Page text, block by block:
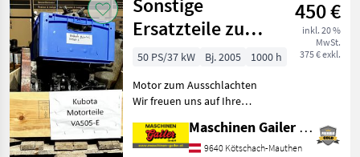
Ersatzteile
/ Rotax
Sonstige
Ersatzteile zu
Kubota V1505-E
Diesel Motor
450 €
inkl. 20 %
MwSt.
375 € exkl.
50 PS/37 kW Bj. 2005
1000 h
Motor zum Ausschlachten
Wir freuen uns auf Ihre
Ersatzteile
Verbrennungsmotoren
Maschinen Gailer GmbH
9640 Kötschach-Mauthen